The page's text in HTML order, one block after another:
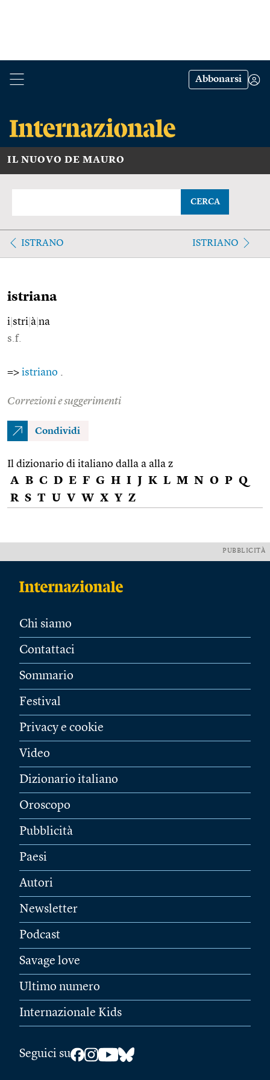
Abbonarsi
IL NUOVO DE MAURO
CERCA
ISTRANO ISTRIANO
istriana
i stri à na
s.f.
=> istriano
Correzioni e suggerimenti
Condividi
Il dizionario di italiano dalla a alla z
A B C D E F G H I J K L M N O P Q
R S T U V W X Y Z
PUBBLICITÀ
Chi siamo
Contattaci
Sommario
Festival
Privacy e cookie
Video
Dizionario italiano
Oroscopo
Pubblicità
Paesi
Autori
Newsletter
Podcast
Savage love
Ultimo numero
Internazionale Kids
Seguici su